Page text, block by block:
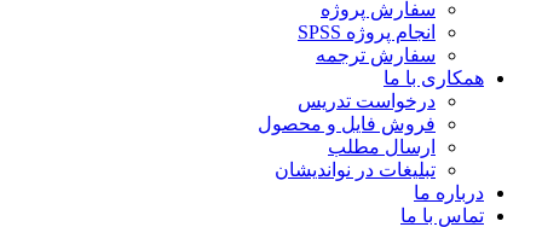
سفارش پروژه
انجام پروژه SPSS
سفارش ترجمه
همکاری با ما
درخواست تدریس
فروش فایل و محصول
ارسال مطلب
تبلیغات در نواندیشان
درباره ما
تماس با ما